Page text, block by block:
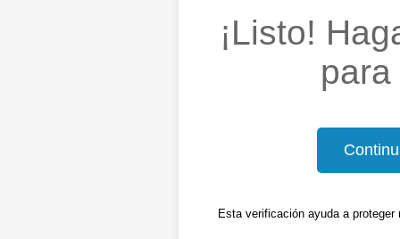
¡Listo!
Esta verificación ayuda a